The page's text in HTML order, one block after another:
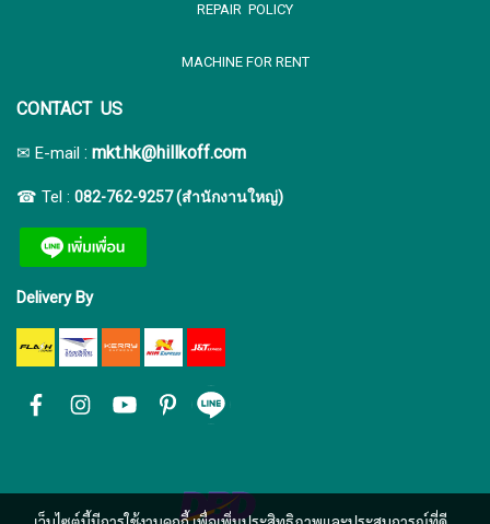
REPAIR POLICY
MACHINE FOR RENT
CONTACT US
✉ E-mail : mkt.hk@hillkoff.com
☎ Tel : 082-762-9257 (สำนักงานใหญ่)
Delivery By